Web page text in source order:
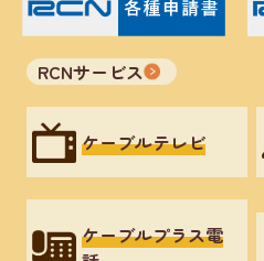
RCNサービス
ケーブルテレビ
ケーブルプラス電